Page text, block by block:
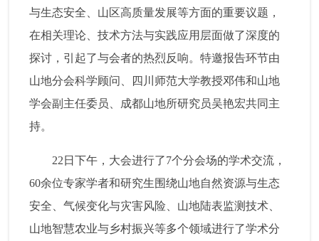
与生态安全、山区高质量发展等方面的重要议题，
在相关理论、技术方法与实践应用层面做了深度的
探讨，引起了与会者的热烈反响。特邀报告环节由
山地分会科学顾问、四川师范大学教授邓伟和山地
学会副主任委员、成都山地所研究员吴艳宏共同主
持。
22日下午，大会进行了7个分会场的学术交流，
60余位专家学者和研究生围绕山地自然资源与生态
安全、气候变化与灾害风险、山地陆表监测技术、
山地智慧农业与乡村振兴等多个领域进行了学术分